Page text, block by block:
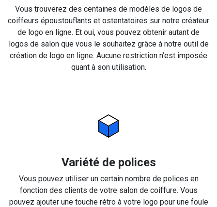
Vous trouverez des centaines de modèles de logos de
coiffeurs époustouflants et ostentatoires sur notre créateur
de logo en ligne. Et oui, vous pouvez obtenir autant de
logos de salon que vous le souhaitez grâce à notre outil de
création de logo en ligne. Aucune restriction n’est imposée
quant à son utilisation.
Variété de polices
Vous pouvez utiliser un certain nombre de polices en
fonction des clients de votre salon de coiffure. Vous
pouvez ajouter une touche rétro à votre logo pour une foule